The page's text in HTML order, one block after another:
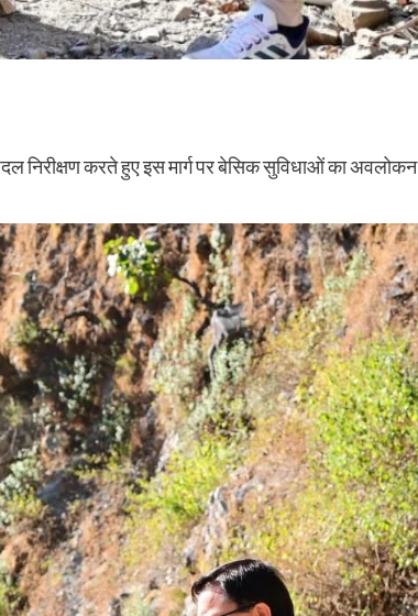
निरीक्षण करते हुए इस मार्ग पर बेसिक सुविधाओं का अवलोकन